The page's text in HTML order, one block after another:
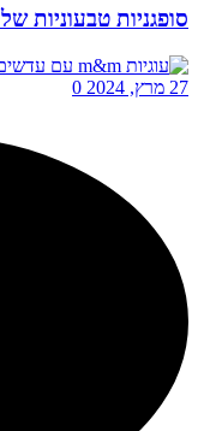
סופגניות טבעוניות
27 מרץ, 2024 0